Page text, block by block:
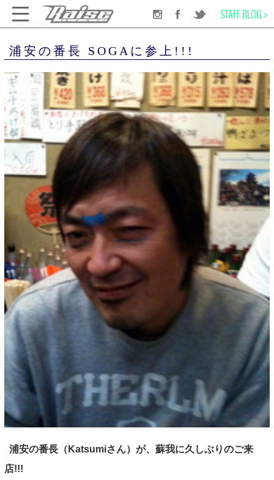
STAFF BLOG >
浦安の番長 SOGAに参上!!!
SURF BOARD
WET SUITS
SURF GEAR
APPAREL
SCHOOL
INFORMATION
ABOUT US
CONTACT
2010.03.01
浦安の番長 SOGAに参上!!!
浦安の番長（Katsumiさん）が、蘇我に久しぶりのご来
店!!!